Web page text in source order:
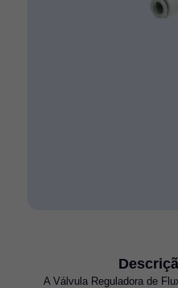
A Válvula Reguladora de